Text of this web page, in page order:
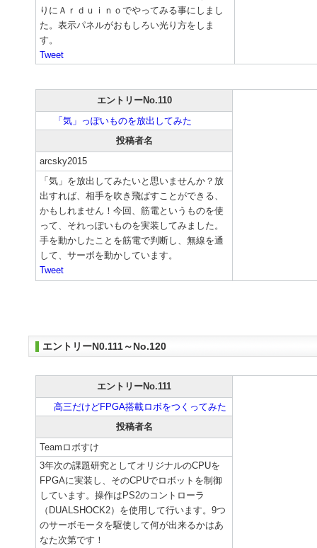
りにＡｒｄｕｉｎｏでやってみる事にしまし
た。表示パネルがおもしろい光り方をしま
す。
Tweet
エントリーNo.110
「気」っぽいものを放出してみた
投稿者名
arcsky2015
「気」を放出してみたいと思いませんか？放
出すれば、相手を吹き飛ばすことができる、
かもしれません！今回、筋電というものを使
って、それっぽいものを実装してみました。
手を動かしたことを筋電で判断し、無線を通
して、サーボを動かしています。
Tweet
エントリーN0.111～No.120
エントリーNo.111
高三だけどFPGA搭載ロボをつくってみた
投稿者名
Teamロボすけ
3年次の課題研究としてオリジナルのCPUを
FPGAに実装し、そのCPUでロボットを制御
しています。操作はPS2のコントローラ
（DUALSHOCK2）を使用して行います。9つ
のサーボモータを駆使して何が出来るかはあ
なた次第です！